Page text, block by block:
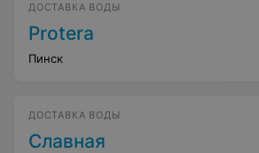
ДОСТАВКА ВОДЫ
Protera
Пинск
ДОСТАВКА ВОДЫ
Слaвнaя